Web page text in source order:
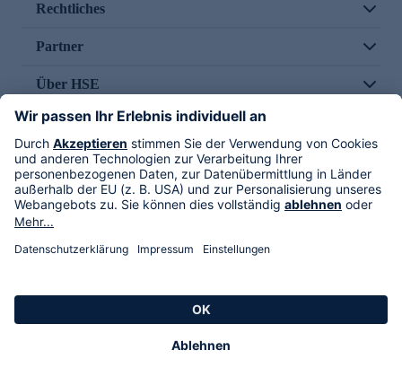
Rechtliches
Partner
Über HSE
Im TV
HSE International